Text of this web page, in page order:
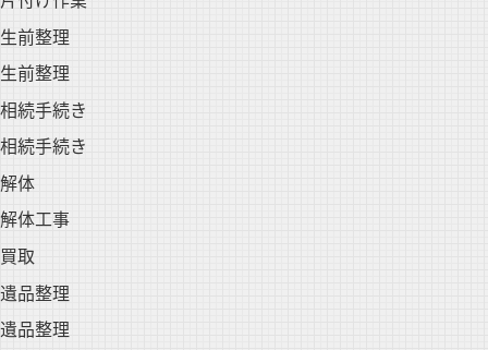
生前整理
生前整理
相続手続き
相続手続き
解体
解体工事
買取
遺品整理
遺品整理